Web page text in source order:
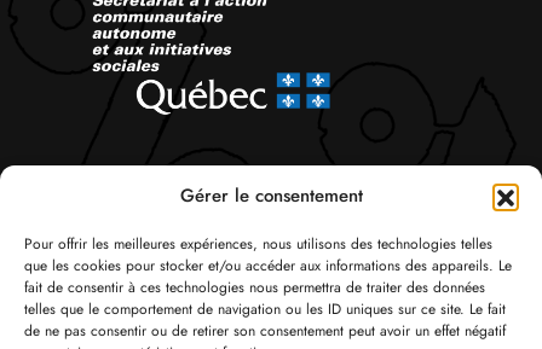
Gérer le consentement
Pour offrir les meilleures expériences, nous utilisons des technologies telles
que les cookies pour stocker et/ou accéder aux informations des appareils. Le
fait de consentir à ces technologies nous permettra de traiter des données
telles que le comportement de navigation ou les ID uniques sur ce site. Le fait
de ne pas consentir ou de retirer son consentement peut avoir un effet négatif
Suivez-nous